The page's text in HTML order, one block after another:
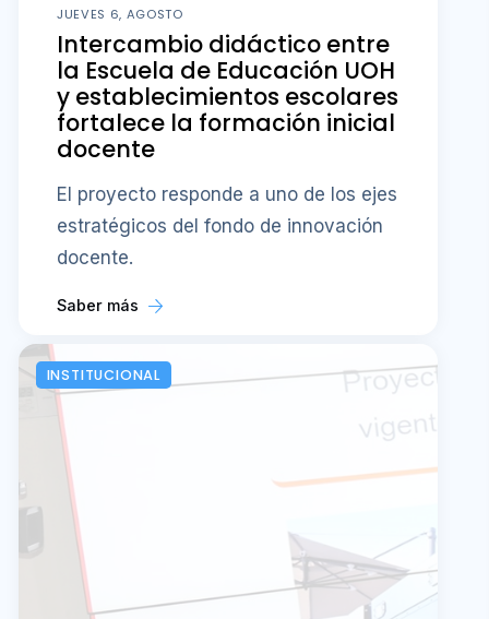
JUEVES 6, AGOSTO
Intercambio didáctico entre
la Escuela de Educación UOH
y establecimientos escolares
fortalece la formación inicial
docente
El proyecto responde a uno de los ejes
estratégicos del fondo de innovación
docente.
Saber más
INSTITUCIONAL